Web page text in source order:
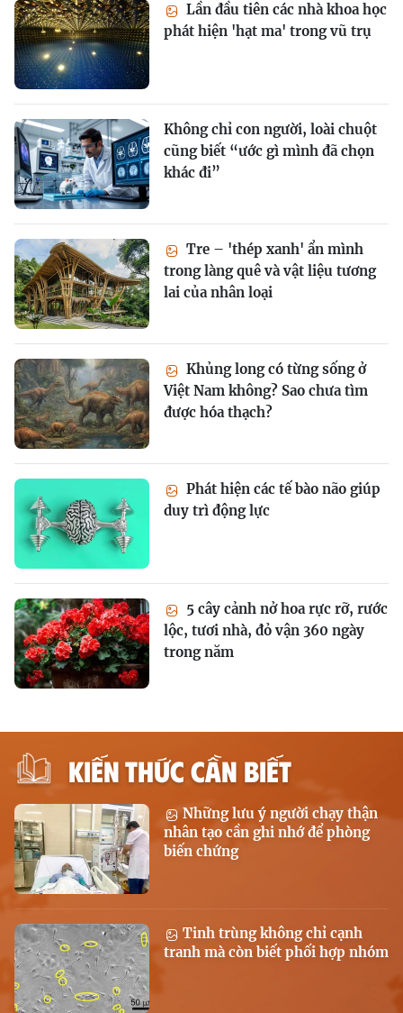
Lần đầu tiên các nhà khoa học
phát hiện 'hạt ma' trong vũ trụ
Không chỉ con người, loài chuột
cũng biết “ước gì mình đã chọn
khác đi”
Tre – 'thép xanh' ẩn mình
trong làng quê và vật liệu tương
lai của nhân loại
Khủng long có từng sống ở
Việt Nam không? Sao chưa tìm
được hóa thạch?
Phát hiện các tế bào não giúp
duy trì động lực
5 cây cảnh nở hoa rực rỡ, rước
lộc, tươi nhà, đỏ vận 360 ngày
trong năm
KIẾN THỨC CẦN BIẾT
Những lưu ý người chạy thận
nhân tạo cần ghi nhớ để phòng
biến chứng
Tinh trùng không chỉ cạnh
tranh mà còn biết phối hợp nhóm